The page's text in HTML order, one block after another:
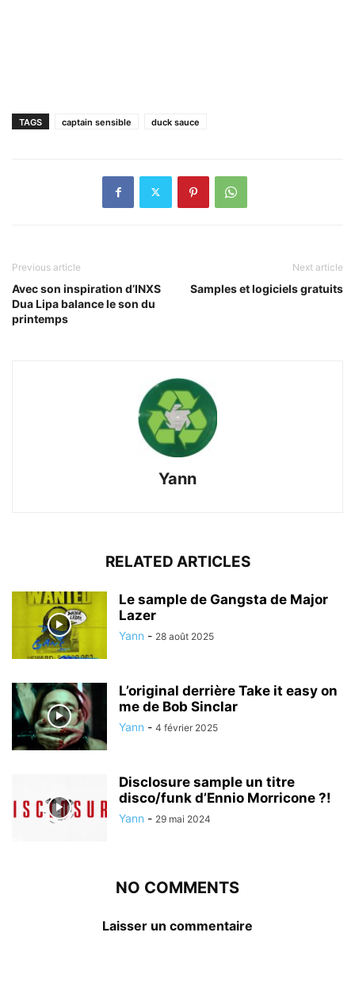
TAGS captain sensible duck sauce
Previous article
Avec son inspiration d’INXS
Dua Lipa balance le son du
printemps
Next article
Samples et logiciels gratuits
Yann
RELATED ARTICLES
Le sample de Gangsta de Major
Lazer
Yann - 28 août 2025
L’original derrière Take it easy on
me de Bob Sinclar
Yann - 4 février 2025
Disclosure sample un titre
disco/funk d’Ennio Morricone ?!
Yann - 29 mai 2024
NO COMMENTS
Laisser un commentaire